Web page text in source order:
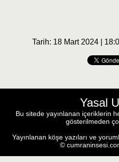
Tarih: 18 Mart 2024 |
Yasal
Bu sitede yayınlanan içeriklerin
gösterilmeden
Yayınlanan köşe yazıları ve
©